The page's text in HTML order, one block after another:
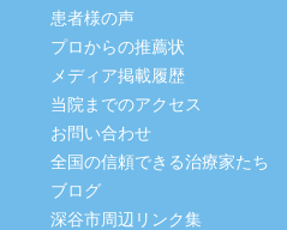
患者様の声
プロからの推薦状
メディア掲載履歴
当院までのアクセス
お問い合わせ
全国の信頼できる治療家たち
ブログ
深谷市周辺リンク集